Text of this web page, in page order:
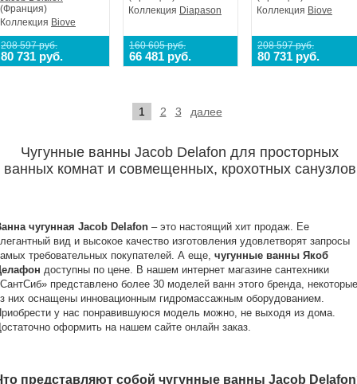
(Франция)
Коллекция Biove
208 597 руб.
80 731 руб.
Коллекция Diapason
160 605 руб.
66 481 руб.
Коллекция Biove
208 597 руб.
80 731 руб.
1 2 3 далее
Чугунные ванны Jacob Delafon для просторных
ванных комнат и совмещенных, крохотных санузлов
чугунная Jacob Delafon – это настоящий хит продаж. Ее
вид и высокое качество изготовления удовлетворят запросы
требовательных покупателей. А еще, чугунные ванны Якоб
доступны по цене. В нашем интернет магазине сантехники
представлено более 30 моделей ванн этого бренда, некоторые
них оснащены инновационным гидромассажным оборудованием.
у нас понравившуюся модель можно, не выходя из дома.
оформить на нашем сайте онлайн заказ.
представляют собой чугунные ванны Jacob